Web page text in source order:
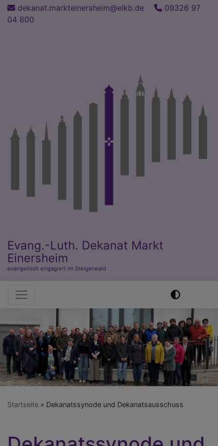
Direkt
zum
dekanat.markteinersheim@elkb.de
09326 97
04 800
Evang.-Luth. Dekanat Markt
Einersheim
evangelisch engagiert im Steigerwald
Hauptnavigation
Startseite Dekanatssynode und Dekanatsausschuss